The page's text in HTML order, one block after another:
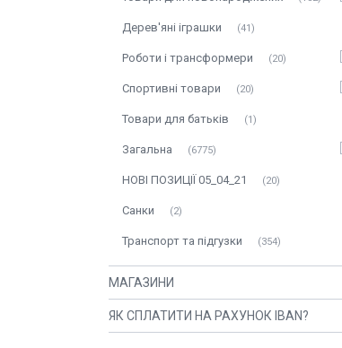
Дерев'яні іграшки 41
Роботи і трансформери 20
Спортивні товари 20
Товари для батьків 1
Загальна 6775
НОВІ ПОЗИЦІЇ 05_04_21 20
Санки 2
Транспорт та підгузки 354
МАГАЗИНИ
ЯК СПЛАТИТИ НА РАХУНОК IBAN?